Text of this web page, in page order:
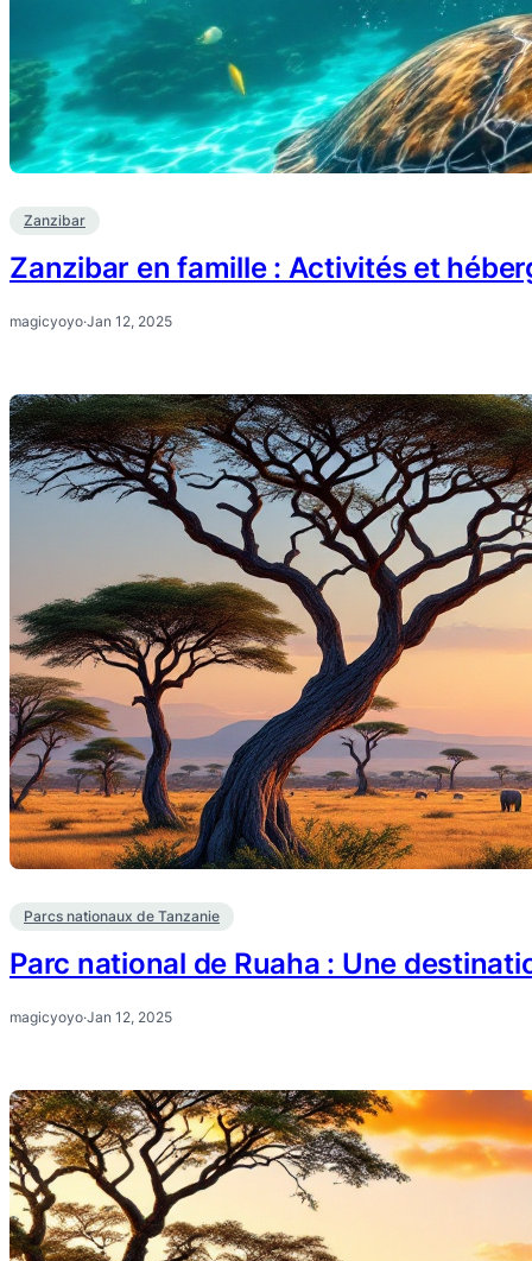
Zanzibar
Zanzibar en famille : Activités et
magicyoyo·Jan 12, 2025
Parcs nationaux de Tanzanie
Parc national de Ruaha : Une
magicyoyo·Jan 12, 2025